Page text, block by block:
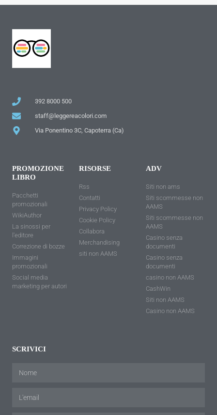
392 8000 500
staff@leggereacolori.com
Via Ponentino 3C, Capoterra (Ca)
PROMOZIONE
LIBRO
Pacchetti
promozionali
WikiAuthor
La sinossi per
l'editore
Correzione di bozze
Immagini
promozionali
Social media
marketing per autori
RISORSE
Rss
Contatti
Privacy Policy
Cookie Policy
Collabora
Merchandising
siti non AAMS
ADV
Siti non ams
Siti scommesse non
AAMS
Siti scommesse non
AAMS
Casino senza
documenti
Casino senza
documenti
casino non AAMS
CashWin
Siti non AAMS
Casino non AAMS
SCRIVICI